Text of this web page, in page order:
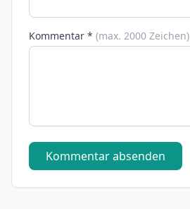
Kommentar * (max. 2000 Zeichen)
Kommentar absenden